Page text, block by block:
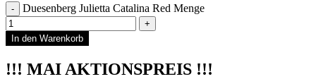
Duesenberg Julietta Catalina Red Menge
In den Warenkorb
!!! MAI AKTIONSPREIS !!!